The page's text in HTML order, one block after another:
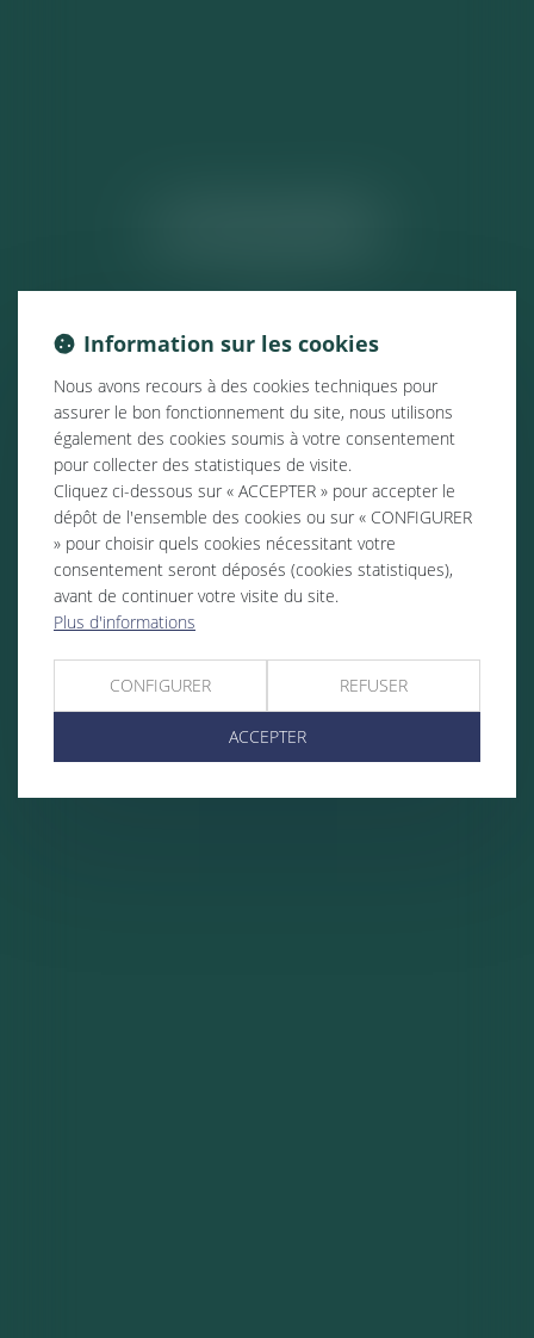
Information sur les cookies
Nous avons recours à des cookies techniques pour
assurer le bon fonctionnement du site, nous utilisons
également des cookies soumis à votre consentement
pour collecter des statistiques de visite.
Cliquez ci-dessous sur « ACCEPTER » pour accepter le
dépôt de l'ensemble des cookies ou sur « CONFIGURER
» pour choisir quels cookies nécessitant votre
consentement seront déposés (cookies statistiques),
avant de continuer votre visite du site.
Plus d'informations
CONFIGURER REFUSER
ACCEPTER